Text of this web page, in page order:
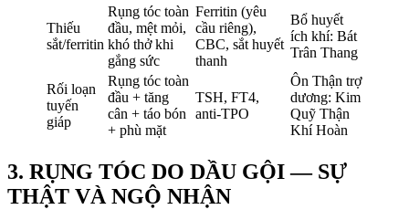
Thiếu
sắt/ferritin
Rụng tóc toàn
đầu, mệt mỏi,
khó thở khi
gắng sức
Ferritin (yêu
cầu riêng),
CBC, sắt huyết
thanh
Bổ huyết
ích khí: Bát
Trân Thang
Rối loạn
tuyến
giáp
Rụng tóc toàn
đầu + tăng
cân + táo bón
+ phù mặt
TSH, FT4,
anti-TPO
Ôn Thận trợ
dương: Kim
Quỹ Thận
Khí Hoàn
3. RỤNG TÓC DO DẦU GỘI — SỰ
THẬT VÀ NGỘ NHẬN